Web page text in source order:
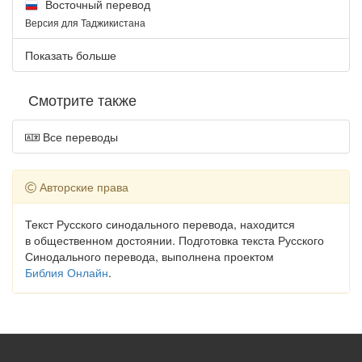
Восточный перевод
Версия для Таджикистана
Показать больше
Смотрите также
Все переводы
Авторские права
Текст Русского синодального перевода, находится
в общественном достоянии. Подготовка текста Русского
Синодального перевода, выполнена проектом
Библия Онлайн.